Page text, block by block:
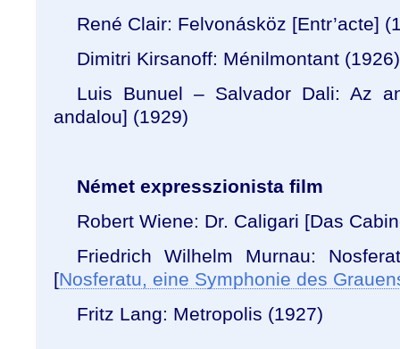
René Clair: Felvonásköz [Entr’acte]
Dimitri Kirsanoff: Ménilmontant (1926)
Luis Bunuel – Salvador Dali: Az
andalou] (1929)
Német expresszionista film
Robert Wiene: Dr. Caligari [Das
Friedrich Wilhelm Murnau:
[Nosferatu, eine Symphonie des
Fritz Lang: Metropolis (1927)